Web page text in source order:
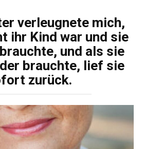
verleugnete mich,
ihr Kind war und sie
und als sie
brauchte, lief sie
zurück.